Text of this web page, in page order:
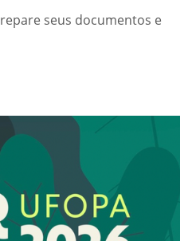
seus documentos e